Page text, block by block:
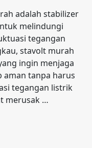
adalah stabilizer
melindungi
tegangan
stavolt murah
ingin menjaga
tanpa harus
tegangan listrik
merusak …